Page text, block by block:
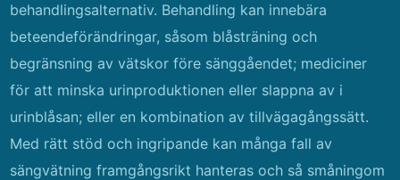
behandlingsalternativ. Behandling kan innebära
beteendeförändringar, såsom blåsträning och
begränsning av vätskor före sänggåendet; mediciner
för att minska urinproduktionen eller slappna av i
urinblåsan; eller en kombination av tillvägagångssätt.
Med rätt stöd och ingripande kan många fall av
sängvätning framgångsrikt hanteras och så småningom